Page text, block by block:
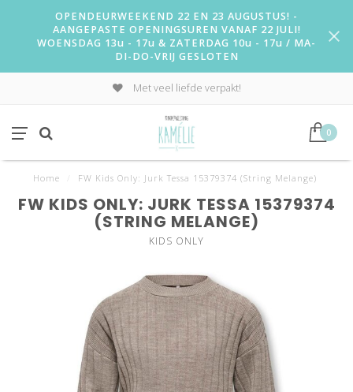
OPENDEURWEEKEND 22 EN 23 AUGUSTUS! -
AANGEPASTE OPENINGSUREN VANAF 22 JULI!
WOENSDAG 13u - 17u & ZATERDAG 10u - 17u / MA-
DI-DO-VRIJ GESLOTEN
Met veel liefde verpakt!
0
Home FW Kids Only: Jurk Tessa 15379374 (String Melange)
FW KIDS ONLY: JURK TESSA 15379374
(STRING MELANGE)
KIDS ONLY